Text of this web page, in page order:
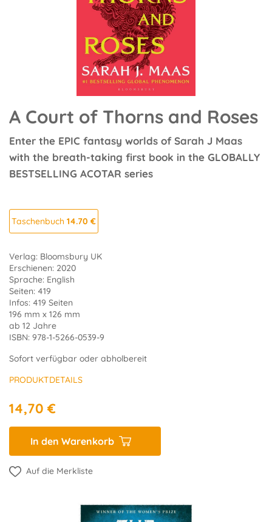
A Court of Thorns and Roses
Enter the EPIC fantasy worlds of Sarah J Maas
with the breath-taking first book in the GLOBALLY
BESTSELLING ACOTAR series
Taschenbuch 14.70 €
Verlag: Bloomsbury UK
Erschienen: 2020
Sprache: English
Seiten: 419
Infos: 419 Seiten
196 mm x 126 mm
ab 12 Jahre
ISBN: 978-1-5266-0539-9
Sofort verfügbar oder abholbereit
PRODUKTDETAILS
14,70 €
In den Warenkorb
Auf die Merkliste